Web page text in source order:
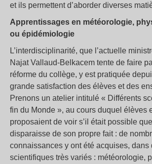
et ils permettent d’aborder diverses
Apprentissages en météorologie,
ou épidémiologie
L’interdisciplinarité, que l’actuelle
Najat Vallaud-Belkacem tente de faire
réforme du collège, y est pratiquée
grande satisfaction des élèves et des
Prenons un atelier intitulé « Différents
fin du Monde », au cours duquel élèves
proposaient de voir s’il était possible
disparaisse de son propre fait : de
connaissances y ont été acquises, dans
scientifiques très variés : météorologie,